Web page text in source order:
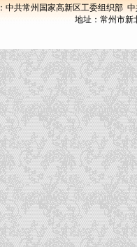
中共常州国家高新区工委组织部
地址：常州市